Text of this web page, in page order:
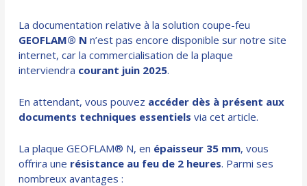
La documentation relative à la solution coupe-feu
GEOFLAM® N n’est pas encore disponible sur notre site
internet, car la commercialisation de la plaque
interviendra courant juin 2025.
En attendant, vous pouvez accéder dès à présent aux
documents techniques essentiels via cet article.
La plaque GEOFLAM® N, en épaisseur 35 mm, vous
offrira une résistance au feu de 2 heures. Parmi ses
nombreux avantages :